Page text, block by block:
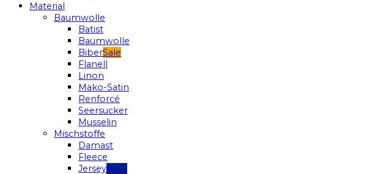
Material
Baumwolle
Batist
Baumwolle
Biber
Flanell
Linon
Mako-Satin
Renforcé
Seersucker
Musselin
Mischstoffe
Damast
Fleece
Jersey